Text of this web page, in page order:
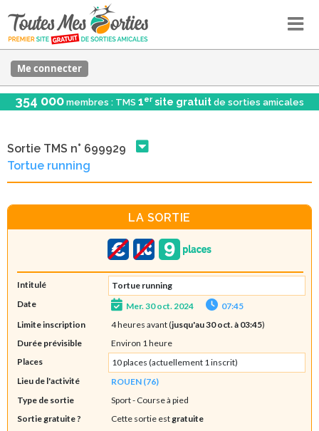
Me connecter
354 000 membres : TMS 1er site gratuit de sorties amicales
Sortie TMS n° 699929
Tortue running
LA SORTIE
Intitulé
Tortue running
Date
Mer. 30 oct. 2024
07:45
Limite inscription
4 heures avant (jusqu'au 30 oct. à 03:45)
Durée prévisible
Environ 1 heure
Places
10 places (actuellement 1 inscrit)
Lieu de l'activité
ROUEN (76)
Type de sortie
Sport- Course à pied
Sortie gratuite ?
Cette sortie est gratuite